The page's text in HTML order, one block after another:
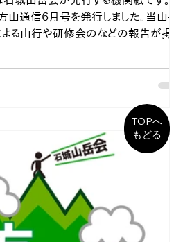
通信6月号を発行しました。当山岳
る山行や研修会のなどの報告が掲載
TOPへ
もどる